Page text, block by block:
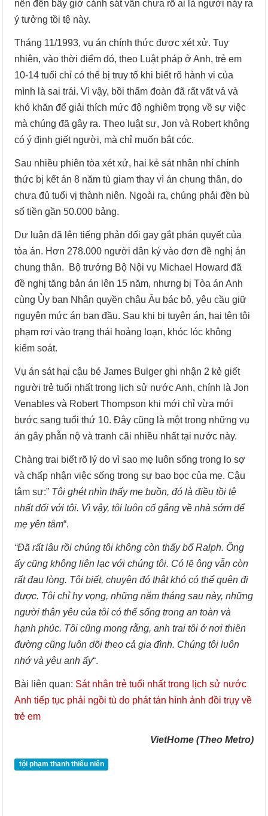
nên đến bây giờ cảnh sát vẫn chưa rõ ai là người nảy ra
ý tưởng tồi tệ này.
Tháng 11/1993, vụ án chính thức được xét xử. Tuy
nhiên, vào thời điểm đó, theo Luật pháp ở Anh, trẻ em
10-14 tuổi chỉ có thể bị truy tố khi biết rõ hành vi của
mình là sai trái. Vì vậy, bồi thẩm đoàn đã rất vất vả và
khó khăn để giải thích mức độ nghiêm trọng về sự việc
mà chúng đã gây ra. Theo luật sư, Jon và Robert không
có ý định giết người, mà chỉ muốn bắt cóc.
Sau nhiều phiên tòa xét xử, hai kẻ sát nhân nhí chính
thức bị kết án 8 năm tù giam thay vì án chung thân, do
chưa đủ tuổi vị thành niên. Ngoài ra, chúng phải đền bù
số tiền gần 50.000 bảng.
Dư luận đã lên tiếng phản đối gay gắt phán quyết của
tòa án. Hơn 278.000 người dân ký vào đơn đề nghị án
chung thân. Bộ trưởng Bộ Nội vụ Michael Howard đã
đề nghị tăng bản án lên 15 năm, nhưng bị Tòa án Anh
cùng Ủy ban Nhân quyền châu Âu bác bỏ, yêu cầu giữ
nguyên mức án ban đầu. Sau khi bị tuyên án, hai tên tội
phạm rơi vào trạng thái hoảng loạn, khóc lóc không
kiểm soát.
Vụ án sát hại cậu bé James Bulger ghi nhận 2 kẻ giết
người trẻ tuổi nhất trong lịch sử nước Anh, chính là Jon
Venables và Robert Thompson khi mới chỉ vừa mới
bước sang tuổi thứ 10. Đây cũng là một trong những vụ
án gây phẫn nộ và tranh cãi nhiều nhất tại nước này.
Chàng trai biết rõ lý do vì sao mẹ luôn sống trong lo sợ
và chấp nhận việc sống trong sự bao bọc của mẹ. Cậu
tâm sự:” Tôi ghét nhìn thấy mẹ buồn, đó là điều tồi tệ
nhất đối với tôi. Vì vậy, tôi luôn cố gắng về nhà sớm để
mẹ yên tâm“.
“Đã rất lâu rồi chúng tôi không còn thấy bố Ralph. Ông
ấy cũng không liên lạc với chúng tôi. Có lẽ ông vẫn còn
rất đau lòng. Tôi biết, chuyện đó thật khó có thể quên đi
được. Tôi chỉ hy vọng, những năm tháng sau này, những
người thân yêu của tôi có thể sống trong an toàn và
hạnh phúc. Tôi cũng mong rằng, anh trai tôi ở nơi thiên
đường cũng luôn dõi theo cả gia đình. Chúng tôi luôn
nhớ và yêu anh ấy“.
Bài liên quan: Sát nhân trẻ tuổi nhất trong lịch sử nước
Anh tiếp tục phải ngồi tù do phát tán hình ảnh đồi trụy về
trẻ em
VietHome (Theo Metro)
tội phạm thanh thiếu niên